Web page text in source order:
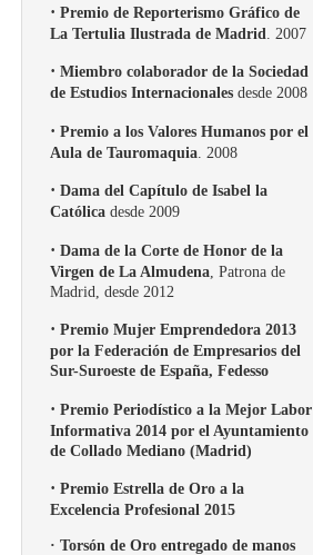
· Premio de Reporterismo Gráfico de
La Tertulia Ilustrada de Madrid . 2007
· Miembro colaborador de la Sociedad
de Estudios Internacionales desde 2008
· Premio a los Valores Humanos por el
Aula de Tauromaquia . 2008
· Dama del Capítulo de Isabel la
Católica desde 2009
· Dama de la Corte de Honor de la
Virgen de La Almudena , Patrona de
Madrid, desde 2012
· Premio Mujer Emprendedora 2013
por la Federación de Empresarios del
Sur-Suroeste de España, Fedesso
· Premio Periodístico a la Mejor Labor
Informativa 2014 por el Ayuntamiento
de Collado Mediano (Madrid)
· Premio Estrella de Oro a la
Excelencia Profesional 2015
· Torsón de Oro entregado de manos